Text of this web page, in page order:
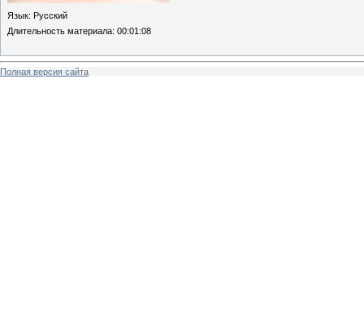
Язык: Русский
Длительность материала: 00:01:08
Полная версия сайта